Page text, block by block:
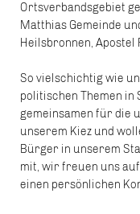
Ortsverbandsgebiet
Matthias Gemeinde
Heilsbronnen, Apostel
So vielschichtig wie
politischen Themen in
gemeinsamen für die
unserem Kiez und
Bürger in unserem
mit, wir freuen uns
einen persönlichen